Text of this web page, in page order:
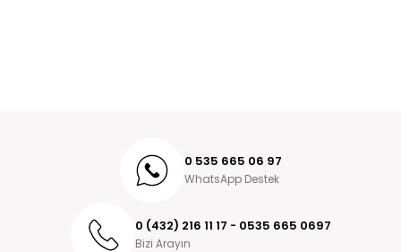
0 535 665 06 97
WhatsApp Destek
0 (432) 216 11 17 - 0535 665 0697
Bizi Arayın